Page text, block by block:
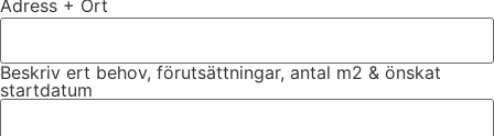
Adress + Ort
Beskriv ert behov, förutsättningar, antal m2 & önskat
startdatum